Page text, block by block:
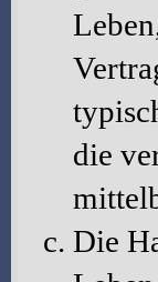
die
Die